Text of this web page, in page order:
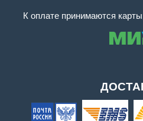
К оплате принимаются